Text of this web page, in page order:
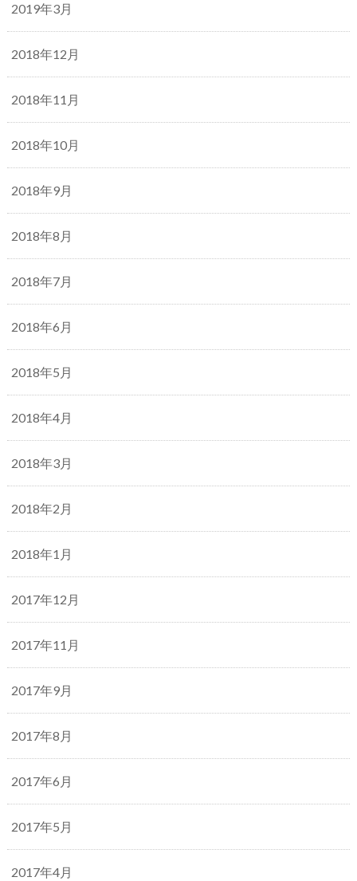
2019年3月
2018年12月
2018年11月
2018年10月
2018年9月
2018年8月
2018年7月
2018年6月
2018年5月
2018年4月
2018年3月
2018年2月
2018年1月
2017年12月
2017年11月
2017年9月
2017年8月
2017年6月
2017年5月
2017年4月